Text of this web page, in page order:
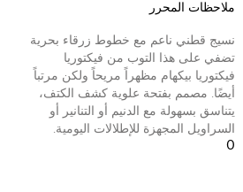
ملاحظات المحرر
نسيج قطني ناعم مع خطوط زرقاء بحرية
تضفي على هذا التوب من فيكتوريا
فيكتوريا بيكهام مظهراً مريحاً ولكن مرتباً
أيضًا. مصمم بفتحة علوية كشف الكتف،
يتناسق بسهولة مع الدنيم أو التنانير أو
السراويل المجهزة للإطلالات اليومية.
0